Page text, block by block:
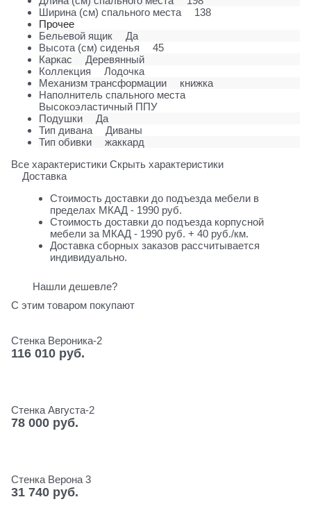
Ширина (см) спального места
138
Прочее
Бельевой ящик
Да
Высота (см) сиденья
45
Каркас
Деревянный
Коллекция
Лодочка
Механизм трансформации
книжка
Наполнитель спального места
Высокоэластичный ППУ
Подушки
Да
Тип дивана
Диваны
Тип обивки
жаккард
Все характеристики Скрыть характеристики
Доставка
Стоимость доставки до подъезда мебели в
пределах МКАД - 1990 руб.
Стоимость доставки до подъезда корпусной
мебели за МКАД - 1990 руб. + 40 руб./км.
Доставка сборных заказов рассчитывается
индивидуально.
Нашли дешевле?
С этим товаром покупают
Стенка Вероника-2
116 010 руб.
Стенка Августа-2
78 000 руб.
Стенка Верона 3
31 740 руб.